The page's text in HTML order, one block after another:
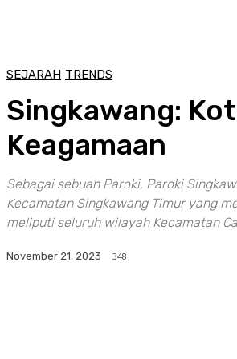
SEJARAH TRENDS
Singkawang:
Keagamaan
Sebagai sebuah Paroki, Paroki
Kecamatan Singkawang Timur yang
meliputi seluruh wilayah Kecamatan
November 21, 2023 348